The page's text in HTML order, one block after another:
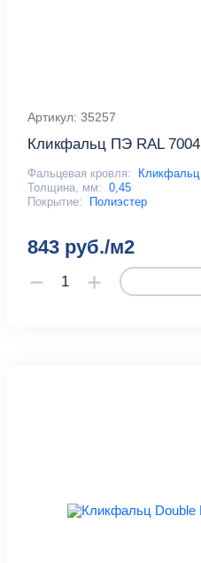
Артикул: 35257
Кликфальц ПЭ RAL 7004
Фальцевая кровля:
Кликфальц
Толщина, мм: 0,45
Покрытие:
Полиэстер
843 руб./м2